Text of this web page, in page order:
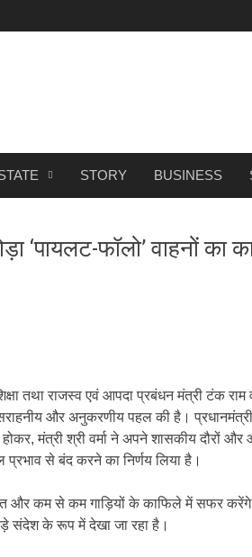
STORY BUSINESS
‘पायलट-फॉलो’ वाहनों का
तथा राजस्व एवं आपदा प्रबंधन मंत्री टंक राम
और अनुकरणीय पहल की है।
मंत्री श्री वर्मा ने अपने शासकीय दौरों
प्रभाव से बंद करने का निर्णय लिया है।
और कम से कम गाड़ियों के काफिले में सफर
संदेश के रूप में देखा जा रहा है।